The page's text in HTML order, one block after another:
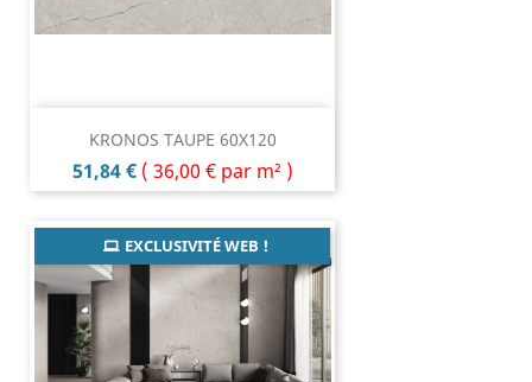
KRONOS TAUPE 60X120
Prix
51,84 € ( 36,00 € par m² )
EXCLUSIVITÉ WEB !